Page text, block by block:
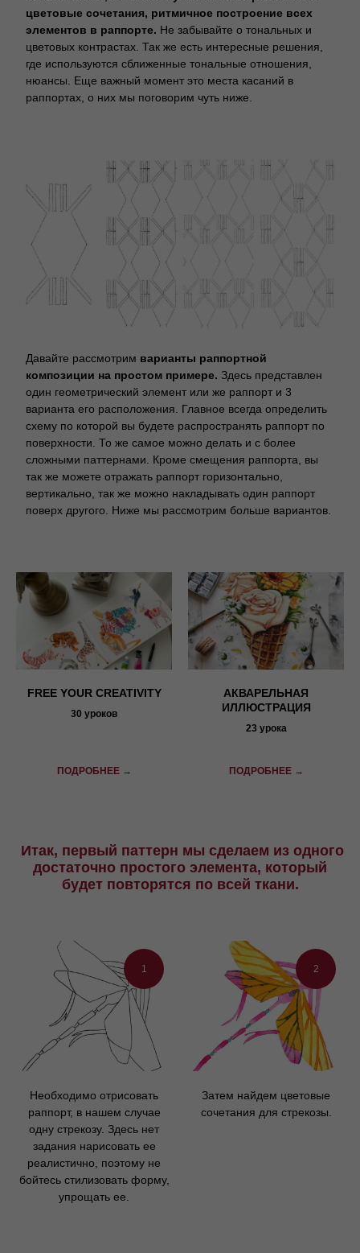
цветовые сочетания, ритмичное построение всех
элементов в раппорте. Не забывайте о тональных и
цветовых контрастах. Так же есть интересные решения,
где используются сближенные тональные отношения,
нюансы. Еще важный момент это места касаний в
раппортах, о них мы поговорим чуть ниже.
Давайте рассмотрим варианты раппортной
композиции на простом примере. Здесь представлен
один геометрический элемент или же раппорт и 3
варианта его расположения. Главное всегда определить
схему по которой вы будете распространять раппорт по
поверхности. То же самое можно делать и с более
сложными паттернами. Кроме смещения раппорта, вы
так же можете отражать раппорт горизонтально,
вертикально, так же можно накладывать один раппорт
поверх другого. Ниже мы рассмотрим больше вариантов.
FREE YOUR CREATIVITY
30 уроков
ПОДРОБНЕЕ →
АКВАРЕЛЬНАЯ
ИЛЛЮСТРАЦИЯ
23 урока
ПОДРОБНЕЕ →
Итак, первый паттерн мы сделаем из одного
достаточно простого элемента, который
будет повторятся по всей ткани.
1
Необходимо отрисовать
раппорт, в нашем случае
одну стрекозу. Здесь нет
задания нарисовать ее
реалистично, поэтому не
бойтесь стилизовать форму,
упрощать ее.
2
Затем найдем цветовые
сочетания для стрекозы.